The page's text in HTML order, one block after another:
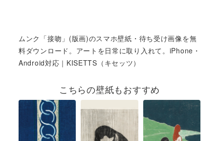
ムンク「接吻」(版画)のスマホ壁紙・待ち受け画像を無
料ダウンロード。アートを日常に取り入れて。iPhone・
Android対応｜KISETTS（キセッツ）
こちらの壁紙もおすすめ